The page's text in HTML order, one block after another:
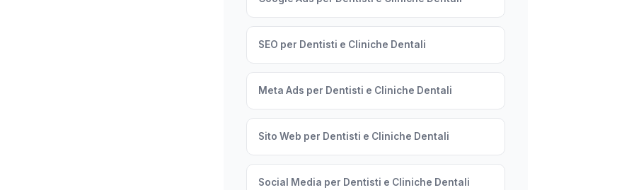
SEO per Dentisti e Cliniche Dentali
Meta Ads per Dentisti e Cliniche Dentali
Sito Web per Dentisti e Cliniche Dentali
Social Media per Dentisti e Cliniche Dentali